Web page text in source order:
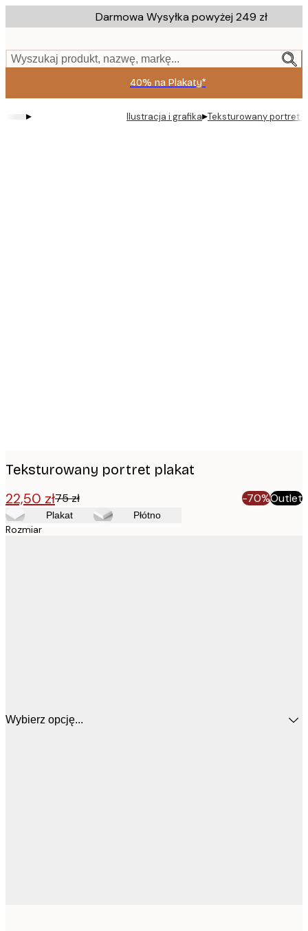
to
content.
Darmowa Wysyłka powyżej 249 zł
Wyszukaj produkt, nazwę, markę...
40% na Plakaty*
▸ Ilustracja i grafika▸Teksturowany portret
Teksturowany portret plakat
22,50 zł75 zł -70%Outlet
Plakat Płótno
Rozmiar
Wybierz opcję...